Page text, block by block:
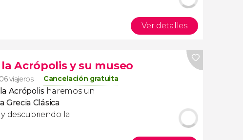
Ver detalles
Acrópolis y su museo
viajeros Cancelación gratuita
Acrópolisharemos un
Grecia Clásica
descubriendo la